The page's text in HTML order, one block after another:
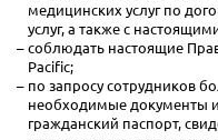
медицинских услуг по
услуг, а также с
соблюдать настоящие
Pacific;
по запросу сотрудников
необходимые документы
гражданский паспорт,